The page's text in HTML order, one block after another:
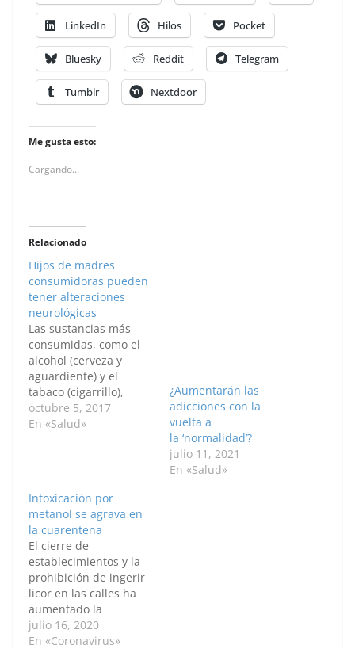
LinkedIn Hilos Pocket
Bluesky Reddit Telegram
Tumblr Nextdoor
Me gusta esto:
Cargando...
Relacionado
Hijos de madres
consumidoras pueden
tener alteraciones
neurológicas
Las sustancias más
consumidas, como el
alcohol (cerveza y
aguardiente) y el
tabaco (cigarrillo),
además de otras
ilegales como la
nacido y su adaptación
al ambiente. En una
encuesta realizada a
353 madres –
consumidoras y no
consumidoras–…
octubre 5, 2017
En «Salud»
¿Aumentarán las
adicciones con la
vuelta a
la ‘normalidad’?
julio 11, 2021
En «Salud»
Intoxicación por
metanol se agrava en
la cuarentena
El cierre de
establecimientos y la
prohibición de ingerir
licor en las calles ha
aumentado la
tendencia al consumo
privado y, lo que es
julio 16, 2020
En «Coronavirus»